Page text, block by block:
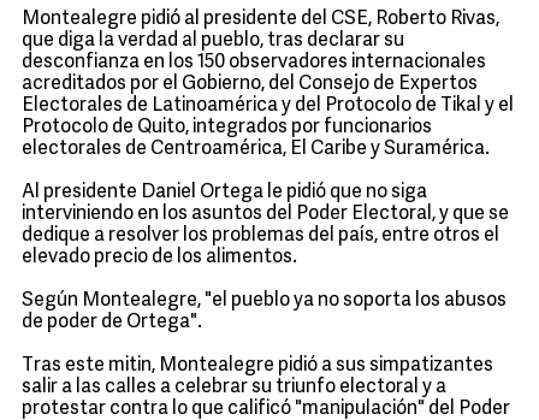
Montealegre pidió al presidente del CSE, Roberto Rivas,
que diga la verdad al pueblo, tras declarar su
desconfianza en los 150 observadores internacionales
acreditados por el Gobierno, del Consejo de Expertos
Electorales de Latinoamérica y del Protocolo de Tikal y el
Protocolo de Quito, integrados por funcionarios
electorales de Centroamérica, El Caribe y Suramérica.
Al presidente Daniel Ortega le pidió que no siga
interviniendo en los asuntos del Poder Electoral, y que se
dedique a resolver los problemas del país, entre otros el
elevado precio de los alimentos.
Según Montealegre, "el pueblo ya no soporta los abusos
de poder de Ortega".
Tras este mitin, Montealegre pidió a sus simpatizantes
salir a las calles a celebrar su triunfo electoral y a
protestar contra lo que calificó "manipulación" del Poder